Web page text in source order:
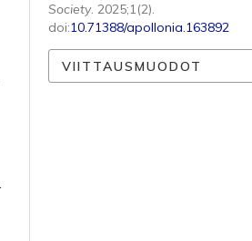
Society. 2025;1(2).
doi:10.71388/apollonia.163892
VIITTAUSMUODOT